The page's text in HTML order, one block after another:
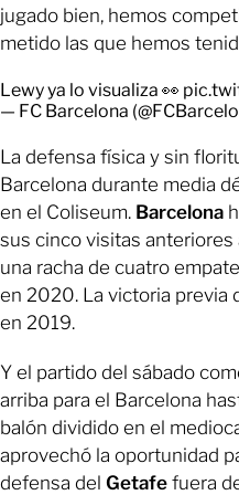
jugado bien, hemos
metido las que hemos
Lewy ya lo visualiza 👀
— FC Barcelona
La defensa física y sin
Barcelona durante media
en el Coliseum. Barcelona
sus cinco visitas anteriores
una racha de cuatro
en 2020. La victoria previa
en 2019.
Y el partido del sábado
arriba para el Barcelona
balón dividido en el
aprovechó la oportunidad
defensa del Getafe fuera